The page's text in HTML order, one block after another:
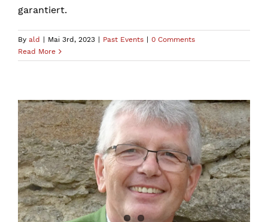
garantiert.
By ald Mai 3rd, 2023 Past Events
0 Comments
Read More